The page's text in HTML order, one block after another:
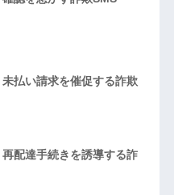
払い請求を催促する詐欺
配達手続きを誘導する詐